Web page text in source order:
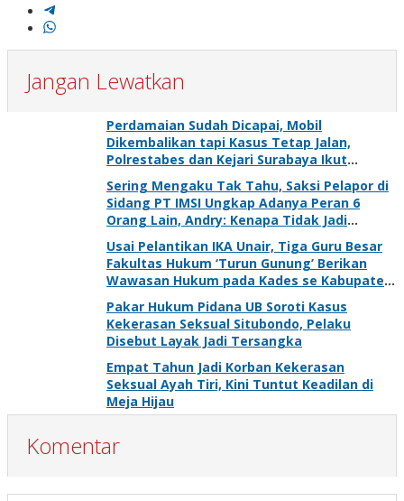
Jangan Lewatkan
Perdamaian Sudah Dicapai, Mobil
Dikembalikan tapi Kasus Tetap Jalan,
Polrestabes dan Kejari Surabaya Ikut
Sering Mengaku Tak Tahu, Saksi Pelapor di
Sidang PT IMSI Ungkap Adanya Peran 6
Orang Lain, Andry: Kenapa Tidak Jadi
Usai Pelantikan IKA Unair, Tiga Guru Besar
Fakultas Hukum ‘Turun Gunung’ Berikan
Wawasan Hukum pada Kades se Kabupaten
Pakar Hukum Pidana UB Soroti Kasus
Kekerasan Seksual Situbondo, Pelaku
Disebut Layak Jadi Tersangka
Empat Tahun Jadi Korban Kekerasan
Seksual Ayah Tiri, Kini Tuntut Keadilan di
Meja Hijau
Komentar